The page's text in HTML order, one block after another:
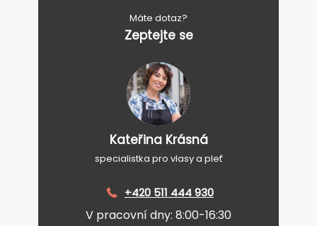
Máte dotaz?
Zeptejte se
Kateřina Krásná
specialistka pro vlasy a pleť
+420 511 444 930
V pracovní dny: 8:00-16:30